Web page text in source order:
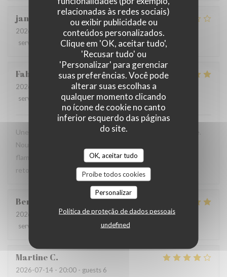
relacionadas às redes sociais)
ou exibir publicidade ou
conteúdos personalizados.
Clique em 'OK, aceitar tudo',
'Recusar tudo' ou
'Personalizar' para gerenciar
suas preferências. Você pode
alterar suas escolhas a
qualquer momento clicando
no ícone de cookie no canto
inferior esquerdo das páginas
do site.
OK, aceitar tudo
Proíbe todos cookies
Personalizar
Política de proteção de dados pessoais
undefined
jan
2026-07-28
- 19:30 - guests 2
service
ambience :3/5 menu:3/5 quality_price
Fabrice
2026-07-19
- 12:00 - guests 3
service
ambience:5/5 menu:4/5 quality_price
Une table sympathique avec son atmosphère authentique.
Nous avons apprécié notre déjeuner (moule, carbonade,
flamiche au maroilles, etc) et le service. Pourquoi pas y
retourner lors d'un prochaine passage à Lilles.
Benjamin
2026-07-19
- 12:30 - guests 2
service
menu:5/5
Martine C
2026-07-14 - 20:00 - guests 6